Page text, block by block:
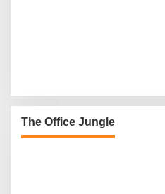
The Office Jungle